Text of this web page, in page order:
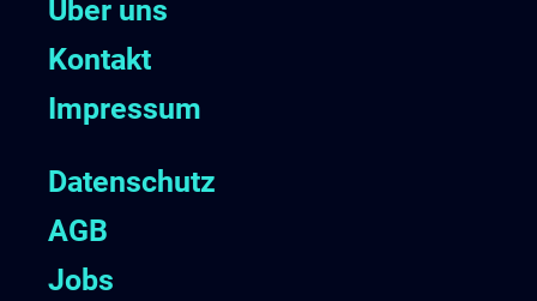
Über uns
Kontakt
Impressum
Datenschutz
AGB
Jobs